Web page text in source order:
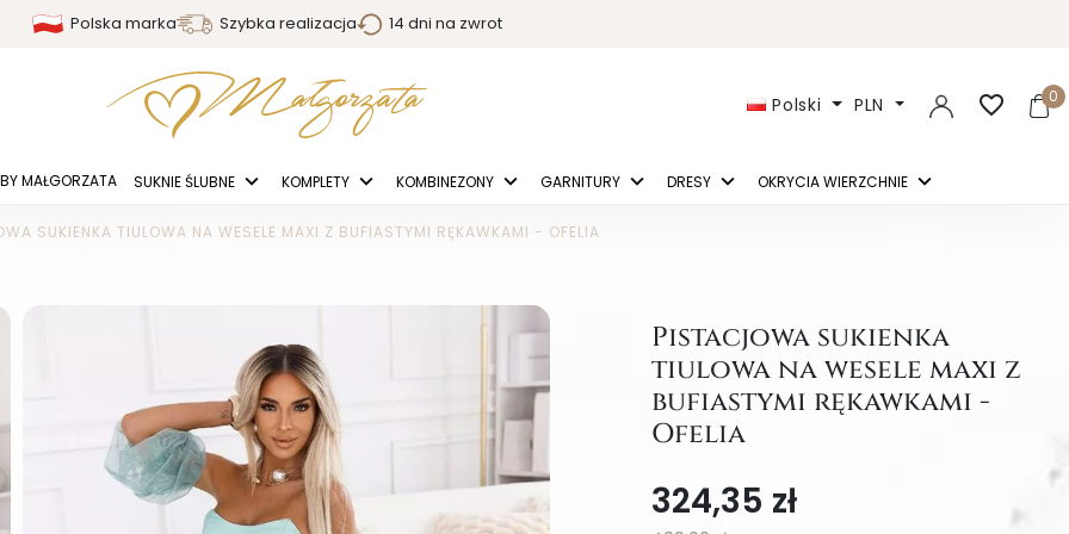
Polska marka Szybka realizacja 14 dni na zwrot
Polski PLN 0
favorite_border
BY MAŁGORZATA SUKNIE ŚLUBNE KOMPLETY KOMBINEZONY GARNITURY DRESY OKRYCIA WIERZCHNIE
SUKIENKA TIULOWA NA WESELE MAXI Z BUFIASTYMI RĘKAWKAMI - OFELIA
Pistacjowa sukienka
tiulowa na wesele maxi z
bufiastymi rękawkami -
Ofelia
324,35 zł